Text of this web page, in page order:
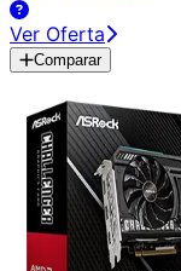
Ver Oferta
Comparar